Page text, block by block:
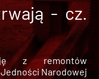
- cz.
z remontów
Narodowej